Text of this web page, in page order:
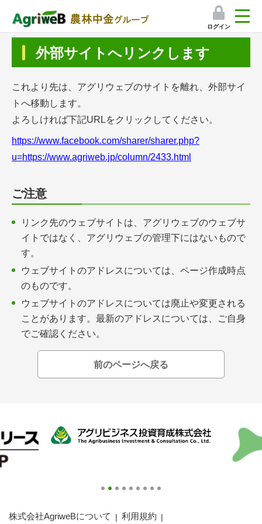
ログイン
プレミアムサービスのご紹介
気象情報アプリ
会員限定コンテンツ（無料）
会員登録無料 アグリウェブの使い方
AgriweBダイレクトメッセージ
経営アシストチャット
コラム・事例集
外部サイトへリンクします
これより先は、アグリウェブのサイトを離れ、外部サイ
トへ移動します。
よろしければ下記URLをクリックしてください。
https://www.facebook.com/sharer/sharer.php?
u=https://www.agriweb.jp/column/2433.html
ご注意
リンク先のウェブサイトは、アグリウェブのウェブサ
イトではなく、アグリウェブの管理下にはないもので
す。
ウェブサイトのアドレスについては、ページ作成時点
のものです。
ウェブサイトのアドレスについては廃止や変更される
ことがあります。最新のアドレスについては、ご自身
でご確認ください。
前のページへ戻る
株式会社AgriweBについて 利用規約